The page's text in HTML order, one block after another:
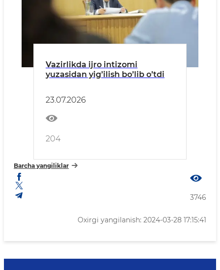
Vazirlikda ijro intizomi
yuzasidan yig’ilish bo’lib o’tdi
23.07.2026
204
Barcha yangiliklar
3746
Oxirgi yangilanish: 2024-03-28 17:15:41